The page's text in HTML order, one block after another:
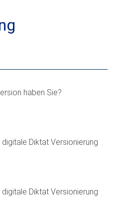
haben Sie?